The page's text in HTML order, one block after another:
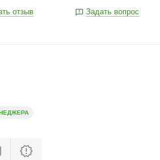
отзыв
Задать вопрос